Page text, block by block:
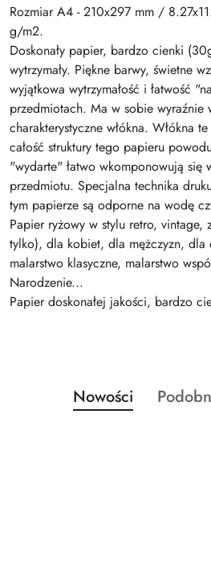
Rozmiar A4 - 210x297 mm /
g/m2.
Doskonały papier, bardzo cienki
wytrzymały. Piękne barwy, świetne
wyjątkowa wytrzymałość i łatwość
przedmiotach. Ma w sobie wyraźnie
charakterystyczne włókna. Włókna
całość struktury tego papieru
"wydarte" łatwo wkomponowują się
przedmiotu. Specjalna technika
tym papierze są odporne na wodę
Papier ryżowy w stylu retro, vintage,
tylko), dla kobiet, dla mężczyzn, dla
malarstwo klasyczne, malarstwo
Narodzenie...
Papier doskonałej jakości, bardzo
Pomiń karuzelę produktów
Produkty
o
Nowości